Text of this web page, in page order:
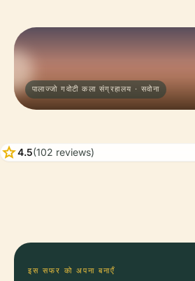
पालाज्जो गवोटी कला संग्रहालय · सवोना
star4.5(102 reviews)
इस सफर को अपना बनाएँ